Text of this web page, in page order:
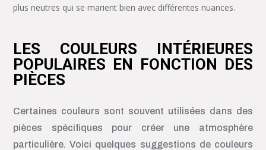
plus neutres qui se marient bien avec différentes nuances.
LES COULEURS INTÉRIEURES
POPULAIRES EN FONCTION DES
PIÈCES
Certaines couleurs sont souvent utilisées dans des
pièces spécifiques pour créer une atmosphère
particulière. Voici quelques suggestions de couleurs